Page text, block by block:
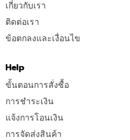
เกี่ยวกับเรา
ติดต่อเรา
ข้อตกลงและเงื่อนไข
Help
ขั้นตอนการสั่งซื้อ
การชำระเงิน
แจ้งการโอนเงิน
การจัดส่งสินค้า